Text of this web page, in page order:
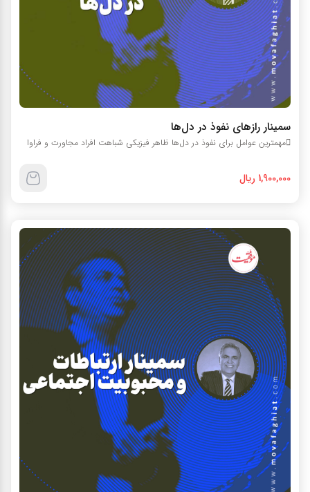
سمينار رازهاي نفوذ در دل‌ها
مهمترين عوامل براي نفوذ در دل‌ها ظاهر فيزيکي شباهت افراد مجاورت و فراوا
1,900,000 ریال